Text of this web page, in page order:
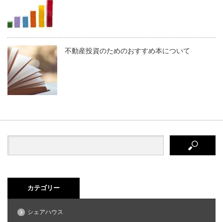
不動産投資のためのおすすめ本について
カテゴリー
シェアハウス